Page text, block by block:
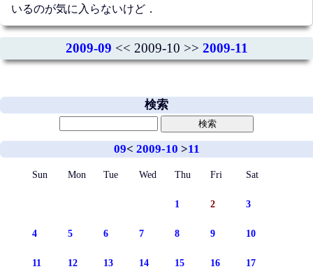
いるのが気に入らないけど．
2009-09 << 2009-10 >> 2009-11
検索
09< 2009-10 >11
Sun Mon Tue Wed Thu Fri Sat
1 2 3
4 5 6 7 8 9 10
11 12 13 14 15 16 17